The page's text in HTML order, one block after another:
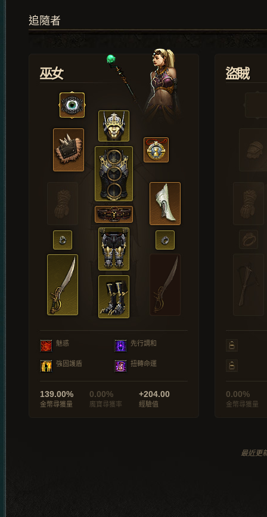
追隨者
巫女
魅惑 先行調和
強固護盾 扭轉命運
139.00%
金幣尋獲量
0.00%
魔寶尋獲率
+204.00
經驗值
盜賊
0.00%
金幣尋獲量
最近更